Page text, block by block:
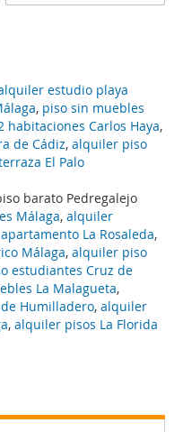
barato Pedregalejo
Málaga, alquiler
La Rosaleda,
Málaga, alquiler piso
estudiantes Cruz de
La Malagueta,
Humilladero, alquiler
, alquiler pisos La Florida
estudio playa
, piso sin muebles
habitaciones Carlos Haya,
de Cádiz, alquiler piso
El Palo